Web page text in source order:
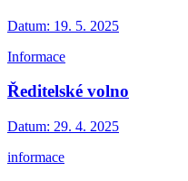
Datum: 19. 5. 2025
Informace
Ředitelské volno
Datum: 29. 4. 2025
informace